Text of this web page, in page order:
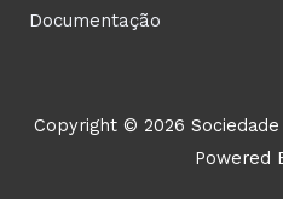
Documentação
Copyright © 2026
Powered